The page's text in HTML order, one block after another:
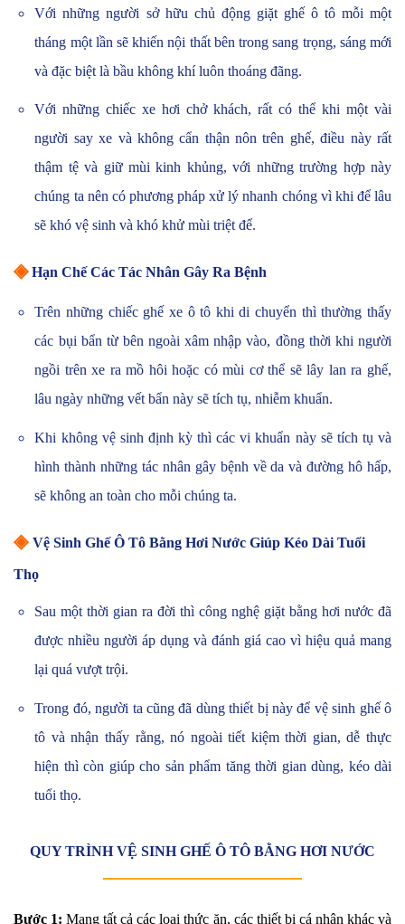
Với những người sở hữu chủ động giặt ghế ô tô mỗi một
tháng một lần sẽ khiến nội thất bên trong sang trọng, sáng mới
và đặc biệt là bầu không khí luôn thoáng đãng.
Với những chiếc xe hơi chở khách, rất có thể khi một vài
người say xe và không cẩn thận nôn trên ghế, điều này rất
thậm tệ và giữ mùi kinh khủng, với những trường hợp này
chúng ta nên có phương pháp xử lý nhanh chóng vì khi để lâu
sẽ khó vệ sinh và khó khử mùi triệt để.
◈ Hạn Chế Các Tác Nhân Gây Ra Bệnh
Trên những chiếc ghế xe ô tô khi di chuyển thì thường thấy
các bụi bẩn từ bên ngoài xâm nhập vào, đồng thời khi người
ngồi trên xe ra mồ hôi hoặc có mùi cơ thể sẽ lây lan ra ghế,
lâu ngày những vết bẩn này sẽ tích tụ, nhiễm khuẩn.
Khi không vệ sinh định kỳ thì các vi khuẩn này sẽ tích tụ và
hình thành những tác nhân gây bệnh về da và đường hô hấp,
sẽ không an toàn cho mỗi chúng ta.
◈ Vệ Sinh Ghế Ô Tô Bằng Hơi Nước Giúp Kéo Dài Tuổi
Thọ
Sau một thời gian ra đời thì công nghệ giặt bằng hơi nước đã
được nhiều người áp dụng và đánh giá cao vì hiệu quả mang
lại quá vượt trội.
Trong đó, người ta cũng đã dùng thiết bị này để vệ sinh ghế ô
tô và nhận thấy rằng, nó ngoài tiết kiệm thời gian, dễ thực
hiện thì còn giúp cho sản phẩm tăng thời gian dùng, kéo dài
tuổi thọ.
QUY TRÌNH VỆ SINH GHẾ Ô TÔ BẰNG HƠI NƯỚC
Bước 1: Mang tất cả các loại thức ăn, các thiết bị cá nhân khác và